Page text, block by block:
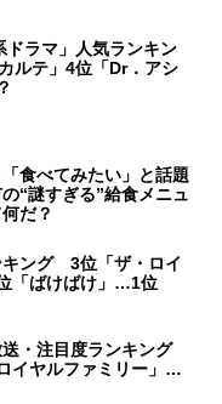
ドラマ」人気ランキン
ルテ」4位「Dr．アシ
食べてみたい」と話題
“謎すぎる”給食メニュ
だ？
キング 3位「ザ・ロイ
「ばけばけ」…1位
送・注目度ランキング
イヤルファミリー」…